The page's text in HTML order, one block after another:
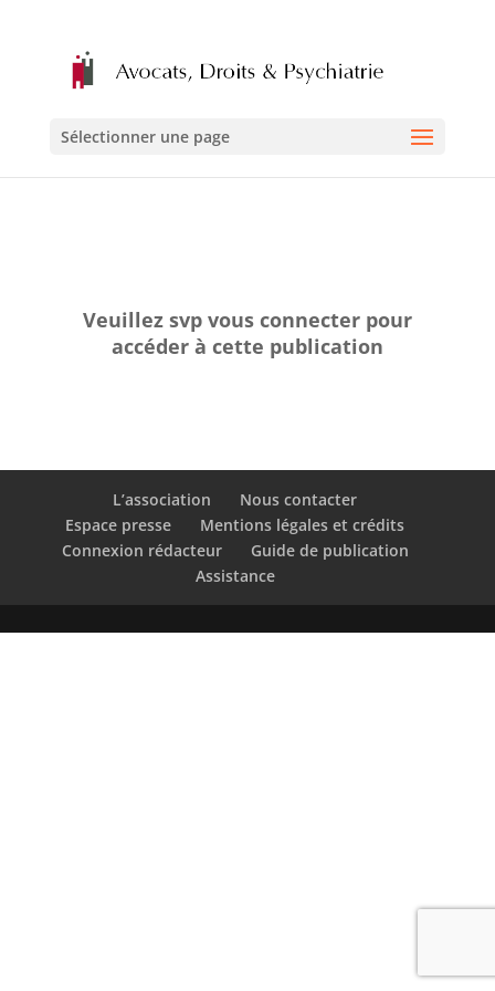
Sélectionner une page
Veuillez svp vous connecter pour
accéder à cette publication
L’association
Nous contacter
Espace presse
Mentions légales et crédits
Connexion rédacteur
Guide de publication
Assistance